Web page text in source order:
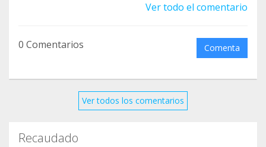
Ver todo el comentario
0 Comentarios Comenta
Ver todos los comentarios
Recaudado